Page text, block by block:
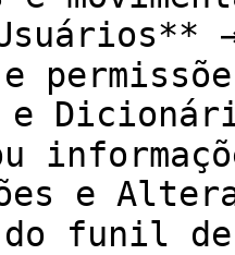
e
e
e
funil